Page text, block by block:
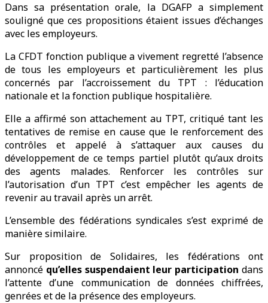
Dans sa présentation orale, la DGAFP a simplement
souligné que ces propositions étaient issues d’échanges
avec les employeurs.
La CFDT fonction publique a vivement regretté l’absence
de tous les employeurs et particulièrement les plus
concernés par l’accroissement du TPT : l’éducation
nationale et la fonction publique hospitalière.
Elle a affirmé son attachement au TPT, critiqué tant les
tentatives de remise en cause que le renforcement des
contrôles et appelé à s’attaquer aux causes du
développement de ce temps partiel plutôt qu’aux droits
des agents malades. Renforcer les contrôles sur
l’autorisation d’un TPT c’est empêcher les agents de
revenir au travail après un arrêt.
L’ensemble des fédérations syndicales s’est exprimé de
manière similaire.
Sur proposition de Solidaires, les fédérations ont
annoncé qu’elles suspendaient leur participation dans
l’attente d’une communication de données chiffrées,
genrées et de la présence des employeurs.